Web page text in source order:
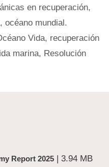
en recuperación,
, océano mundial.
Vida, recuperación
marina, Resolución
Report 2025 | 3.94 MB